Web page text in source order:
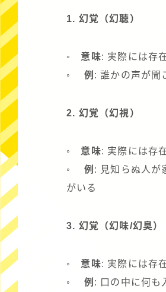
1. 幻覚（幻聴）
◦ 意味: 実際には存
◦ 例 : 誰かの声が聞
2. 幻覚（幻視）
◦ 意味: 実際には存
◦ 例 : 見知らぬ人が
がいる
3. 幻覚（幻味/幻臭）
◦ 意味: 実際には存
◦ 例 : 口の中に何も